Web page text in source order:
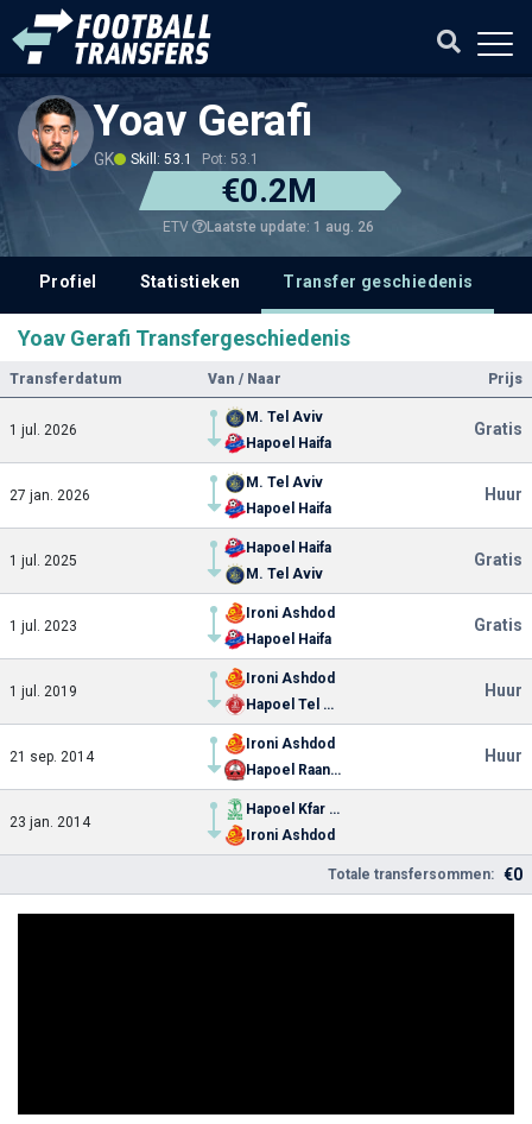
Yoav Gerafi
GK Skill: 53.1 Pot: 53.1
€0.2M
ETV Laatste update: 1 aug. 26
Profiel Statistieken Transfer geschiedenis
Yoav Gerafi Transfergeschiedenis
Transferdatum Van / Naar Prijs
1 jul. 2026
M. Tel Aviv
Hapoel Haifa
Gratis
27 jan. 2026
M. Tel Aviv
Hapoel Haifa
Huur
1 jul. 2025
Hapoel Haifa
M. Tel Aviv
Gratis
1 jul. 2023
Ironi Ashdod
Hapoel Haifa
Gratis
1 jul. 2019
Ironi Ashdod
Hapoel Tel Aviv
Huur
21 sep. 2014
Ironi Ashdod
Hapoel Raanana
Huur
23 jan. 2014
Hapoel Kfar Saba
Ironi Ashdod
Totale transfersommen: €0